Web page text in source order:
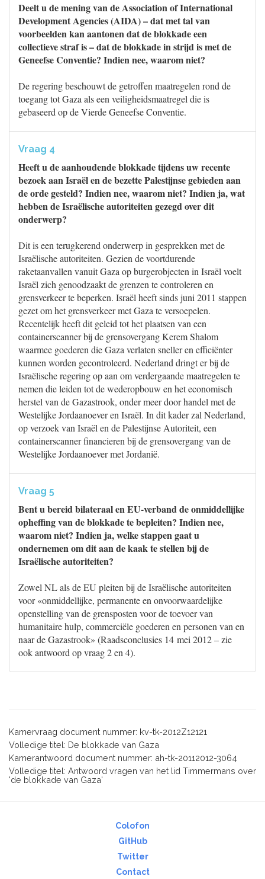
Deelt u de mening van de Association of International
Development Agencies (AIDA) – dat met tal van
voorbeelden kan aantonen dat de blokkade een
collectieve straf is – dat de blokkade in strijd is met de
Geneefse Conventie? Indien nee, waarom niet?
De regering beschouwt de getroffen maatregelen rond de
toegang tot Gaza als een veiligheidsmaatregel die is
gebaseerd op de Vierde Geneefse Conventie.
Vraag 4
Heeft u de aanhoudende blokkade tijdens uw recente
bezoek aan Israël en de bezette Palestijnse gebieden aan
de orde gesteld? Indien nee, waarom niet? Indien ja, wat
hebben de Israëlische autoriteiten gezegd over dit
onderwerp?
Dit is een terugkerend onderwerp in gesprekken met de
Israëlische autoriteiten. Gezien de voortdurende
raketaanvallen vanuit Gaza op burgerobjecten in Israël voelt
Israël zich genoodzaakt de grenzen te controleren en
grensverkeer te beperken. Israël heeft sinds juni 2011 stappen
gezet om het grensverkeer met Gaza te versoepelen.
Recentelijk heeft dit geleid tot het plaatsen van een
containerscanner bij de grensovergang Kerem Shalom
waarmee goederen die Gaza verlaten sneller en efficiënter
kunnen worden gecontroleerd. Nederland dringt er bij de
Israëlische regering op aan om verdergaande maatregelen te
nemen die leiden tot de wederopbouw en het economisch
herstel van de Gazastrook, onder meer door handel met de
Westelijke Jordaanoever en Israël. In dit kader zal Nederland,
op verzoek van Israël en de Palestijnse Autoriteit, een
containerscanner financieren bij de grensovergang van de
Westelijke Jordaanoever met Jordanië.
Vraag 5
Bent u bereid bilateraal en EU-verband de onmiddellijke
opheffing van de blokkade te bepleiten? Indien nee,
waarom niet? Indien ja, welke stappen gaat u
ondernemen om dit aan de kaak te stellen bij de
Israëlische autoriteiten?
Zowel NL als de EU pleiten bij de Israëlische autoriteiten
voor «onmiddellijke, permanente en onvoorwaardelijke
openstelling van de grensposten voor de toevoer van
humanitaire hulp, commerciële goederen en personen van en
naar de Gazastrook» (Raadsconclusies 14 mei 2012 – zie
ook antwoord op vraag 2 en 4).
Kamervraag document nummer: kv-tk-2012Z12121
Volledige titel: De blokkade van Gaza
Kamerantwoord document nummer: ah-tk-20112012-3064
Volledige titel: Antwoord vragen van het lid Timmermans over
'de blokkade van Gaza'
Colofon
GitHub
Twitter
Contact